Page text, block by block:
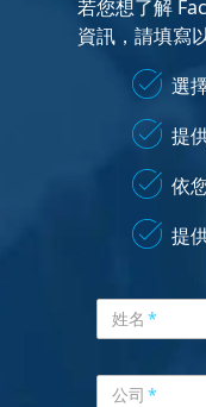
若您想了解
資訊，請填寫
選
提
依
提
姓名 *
公司 *